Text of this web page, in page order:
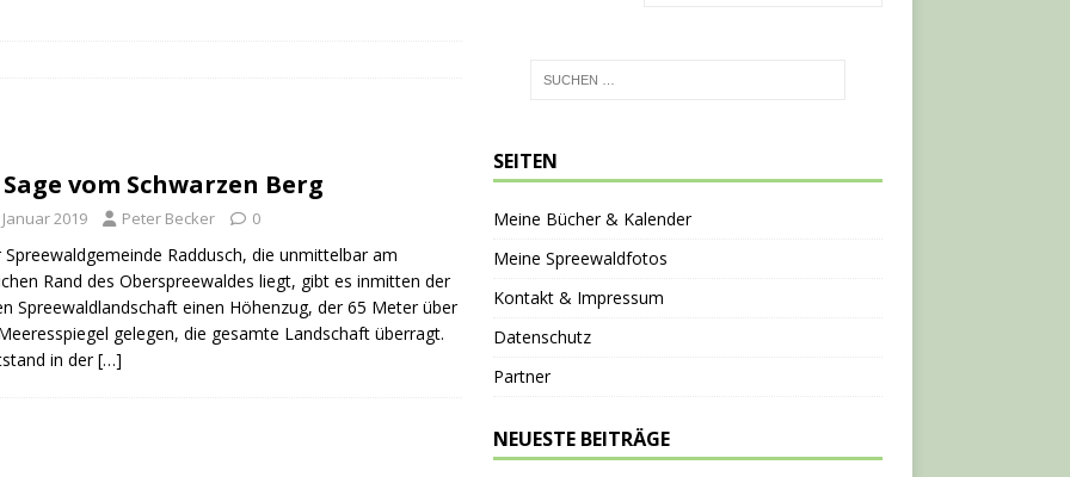
Sagenkahnfahrt Unterhaltung und Wissen auf angenehme Weise
Gaststätte Dubkowmühle SPREEWALDTOURISMUS
vom Schwarzen Berg
Januar 2019 Peter Becker 0
Spreewaldgemeinde Raddusch, die unmittelbar am
Rand des Oberspreewaldes liegt, gibt es inmitten der
Spreewaldlandschaft einen Höhenzug, der 65 Meter über
gelegen, die gesamte Landschaft überragt.
in der[…]
SEITEN
Meine Bücher & Kalender
Meine Spreewaldfotos
Kontakt & Impressum
Datenschutz
Partner
NEUESTE BEITRÄGE